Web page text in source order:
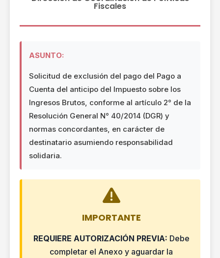
Fiscales
ASUNTO:
Solicitud de exclusión del pago del Pago a
Cuenta del anticipo del Impuesto sobre los
Ingresos Brutos, conforme al artículo 2° de la
Resolución General N° 40/2014 (DGR) y
normas concordantes, en carácter de
destinatario asumiendo responsabilidad
solidaria.
IMPORTANTE
REQUIERE AUTORIZACIÓN PREVIA: Debe
completar el Anexo y aguardar la